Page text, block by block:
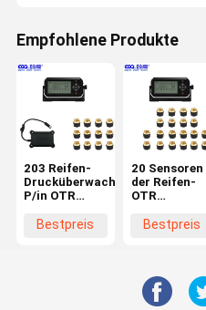
Empfohlene Produkte
203 Reifen-
Drucküberwachungssystem
P/in OTR
Bestpreis
20 Sensoren
der Reifen-
OTR
Wifi-Reifen-
Bestpreis